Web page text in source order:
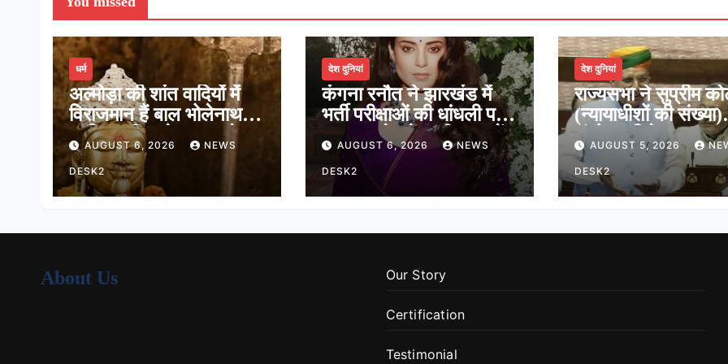
धर्म
अल्मोड़ा की शांत वादियों में
विराजमान हैं बाल भोलेनाथ,
जानिए श्री जागेश्वर महादेव
मंदिर का पौराणिक इतिहास
AUGUST 6, 2026 NEWS
DESK2
देश दुनियां
कंगना रनौत ने झारखंड में
भर्ती परीक्षाओं की धांधली पर
कहा, हमारे ‘जेन-जी’ सच में
हर तरह की तकलीफ झेल रहे
हैं
AUGUST 6, 2026 NEWS
DESK2
देश दुनियां
राज्यसभा ने सुप्रीम
(न्यायाधीशों की संख्या)
संशोधन विधेयक 2026
मंजूरी, शीर्ष अदालत में
न्यायधीशों की संख्या
AUGUST 5, 2026
DESK2
About Us Our Story
Certification
Testimonial